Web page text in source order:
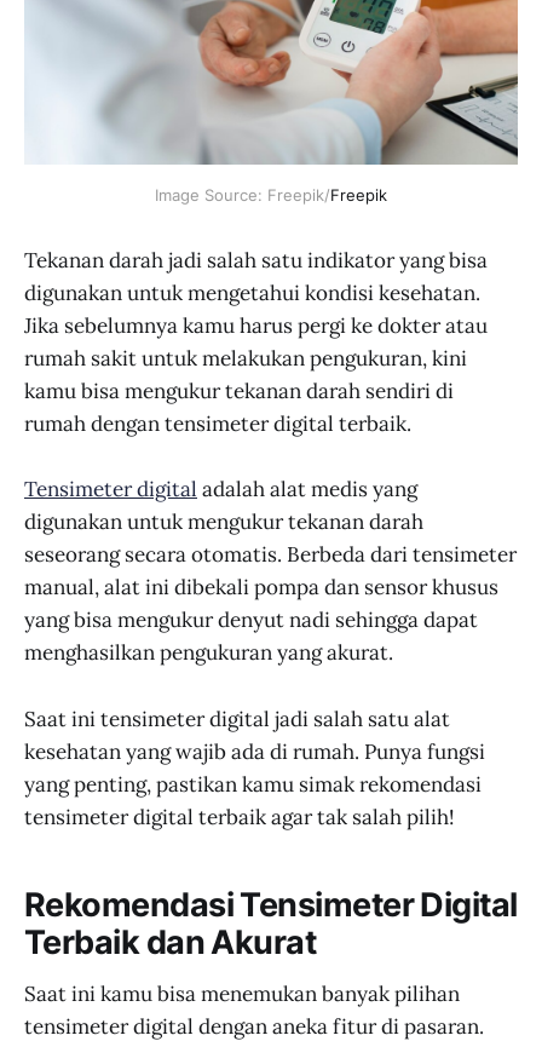
Image Source: Freepik/Freepik
Tekanan darah jadi salah satu indikator yang bisa
digunakan untuk mengetahui kondisi kesehatan.
Jika sebelumnya kamu harus pergi ke dokter atau
rumah sakit untuk melakukan pengukuran, kini
kamu bisa mengukur tekanan darah sendiri di
rumah dengan tensimeter digital terbaik.
Tensimeter digital adalah alat medis yang
digunakan untuk mengukur tekanan darah
seseorang secara otomatis. Berbeda dari tensimeter
manual, alat ini dibekali pompa dan sensor khusus
yang bisa mengukur denyut nadi sehingga dapat
menghasilkan pengukuran yang akurat.
Saat ini tensimeter digital jadi salah satu alat
kesehatan yang wajib ada di rumah. Punya fungsi
yang penting, pastikan kamu simak rekomendasi
tensimeter digital terbaik agar tak salah pilih!
Rekomendasi Tensimeter Digital
Terbaik dan Akurat
Saat ini kamu bisa menemukan banyak pilihan
tensimeter digital dengan aneka fitur di pasaran.